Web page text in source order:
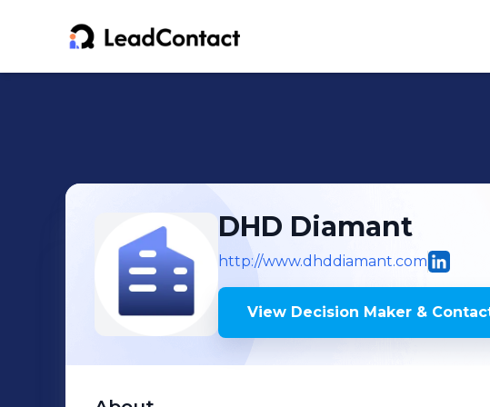
DHD Diamant
http://www.dhddiamant.com
View Decision Maker &